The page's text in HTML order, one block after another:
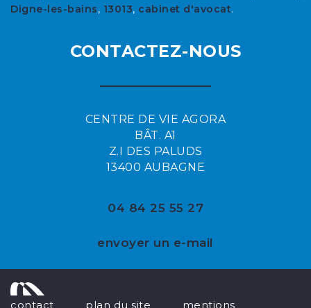
Digne-les-bains, 13013, cabinet d'avocat.
CONTACTEZ-NOUS
CENTRE DE VIE AGORA
BÂT. A1
Z.I DES PALUDS
13400 AUBAGNE
04 84 25 55 27
envoyer un e-mail
contact plan du site mentions